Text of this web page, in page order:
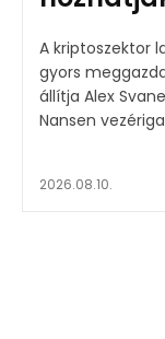
A kriptoszektor
gyors
állítja Alex
2026.08.10.